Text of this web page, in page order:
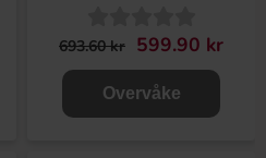
693.60 kr 599.90 kr
Overvåke